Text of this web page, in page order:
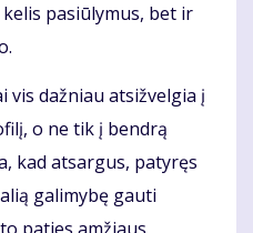
pasiūlymus, bet ir
vis dažniau atsižvelgia į
o ne tik į bendrą
kad atsargus, patyręs
galimybę gauti